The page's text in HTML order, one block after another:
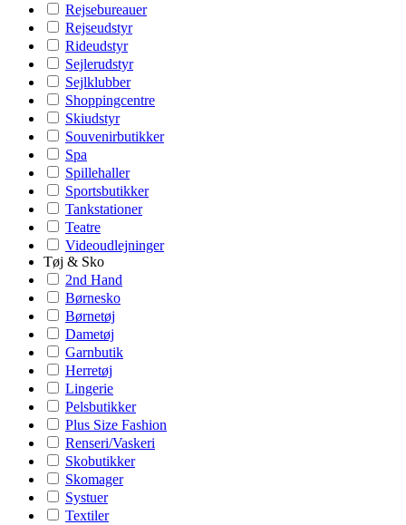
Rejsebureauer
Rejseudstyr
Rideudstyr
Sejlerudstyr
Sejlklubber
Shoppingcentre
Skiudstyr
Souvenirbutikker
Spa
Spillehaller
Sportsbutikker
Tankstationer
Teatre
Videoudlejninger
Tøj & Sko
2nd Hand
Børnesko
Børnetøj
Dametøj
Garnbutik
Herretøj
Lingerie
Pelsbutikker
Plus Size Fashion
Renseri/Vaskeri
Skobutikker
Skomager
Systuer
Textiler